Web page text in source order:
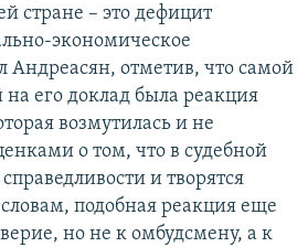
стране – это дефицит
экономическое
Андреасян, отметив, что самой
его доклад была реакция
возмутилась и не
о том, что в судебной
и творятся
подобная реакция еще
но не к омбудсмену, а к